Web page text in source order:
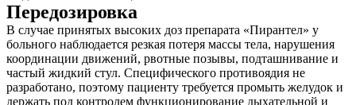
Передозировка
В случае принятых высоких доз препарата «Пирантел» у
больного наблюдается резкая потеря массы тела, нарушения
координации движений, рвотные позывы, подташнивание и
частый жидкий стул. Специфического противоядия не
разработано, поэтому пациенту требуется промыть желудок и
держать под контролем функционирование дыхательной и